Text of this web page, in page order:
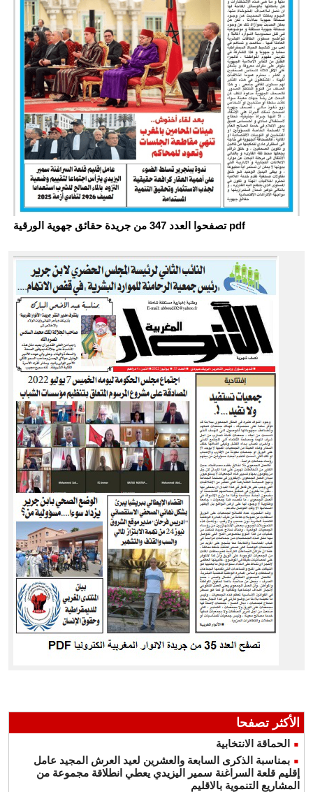
تصفحوا العدد 347 من جريدة حقائق جهوية الورقية pdf
الأكثر تصفحا
الحماقة الانتخابية
بمناسبة الذكرى السابعة والعشرين لعيد العرش المجيد عامل
إقليم قلعة السراغنة سمير اليزيدي يعطي انطلاقة مجموعة من
المشاريع التنموية بالاقليم